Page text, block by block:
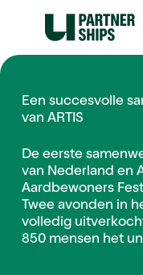
Een succesvolle
van ARTIS
De eerste
van Nederland en
Aardbewoners
Twee avonden in
volledig
850 mensen het